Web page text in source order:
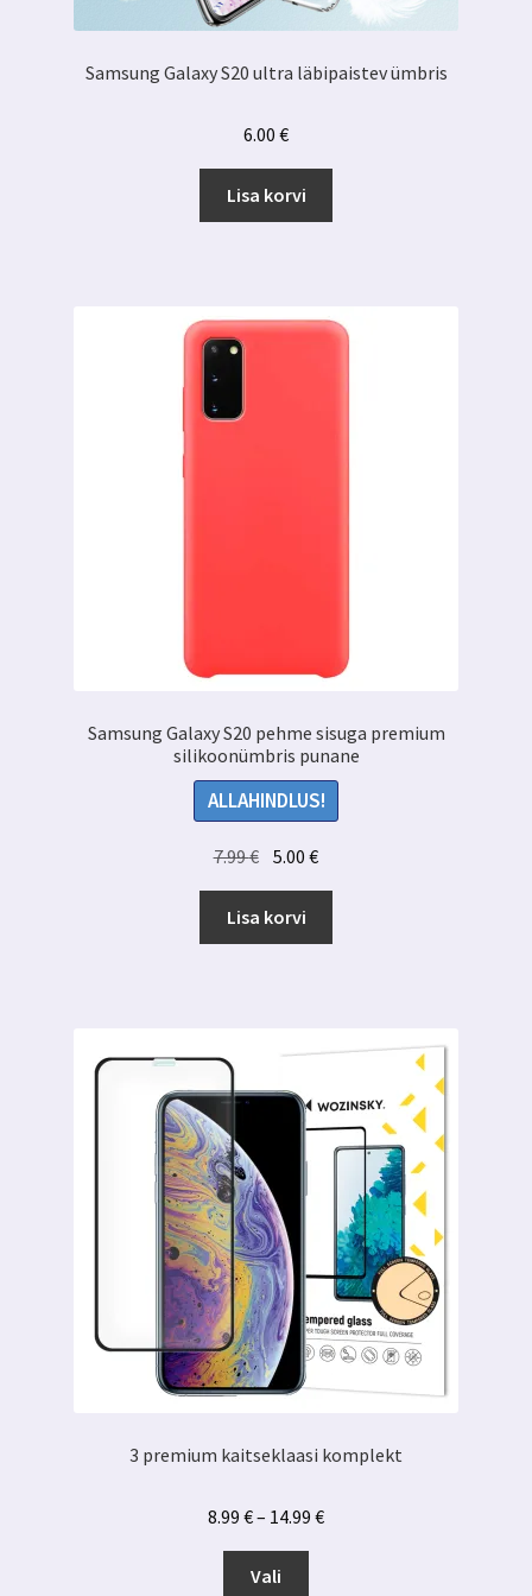
Samsung Galaxy S20 ultra läbipaistev ümbris
6.00 €
Lisa korvi
Samsung Galaxy S20 pehme sisuga premium
silikoonümbris punane
ALLAHINDLUS!
7.99€ Algne
oli:
7.99 €.
5.00€Praegune
5.00 €.
Lisa korvi
3 premium kaitseklaasi komplekt
8.99 €– 14.99 €Hinnavahemik:
Vali